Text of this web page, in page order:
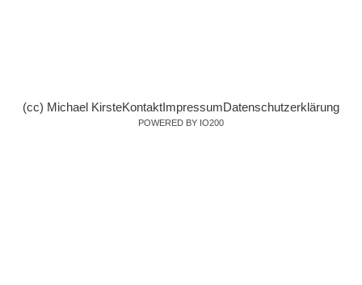
(cc) Michael KirsteKontaktImpressumDatenschutzerklärung
POWERED BY IO200